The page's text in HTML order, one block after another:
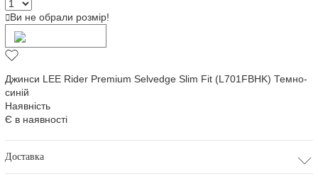
Ви не обрали розмір!
Джинси LEE Rider Premium Selvedge Slim Fit (L701FBHK) Темно-
синій
Наявність
Є в наявності
Доставка